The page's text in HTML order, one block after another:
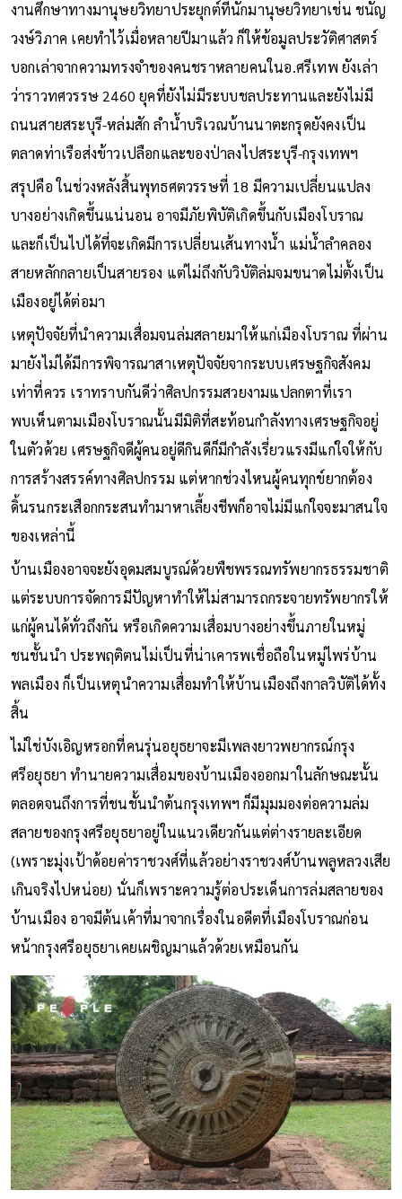
งานศึกษาทางมานุษยวิทยาประยุกต์ที่นักมานุษยวิทยาเช่น ชนัญ
วงษ์วิภาค เคยทำไว้เมื่อหลายปีมาแล้ว ก็ให้ข้อมูลประวัติศาสตร์
บอกเล่าจากความทรงจำของคนชราหลายคนในอ.ศรีเทพ ยังเล่า
ว่าราวทศวรรษ 2460 ยุคที่ยังไม่มีระบบชลประทานและยังไม่มี
ถนนสายสระบุรี-หล่มสัก ลำน้ำบริเวณบ้านนาตะกรุดยังคงเป็น
ตลาดท่าเรือส่งข้าวเปลือกและของป่าลงไปสระบุรี-กรุงเทพฯ
สรุปคือ ในช่วงหลังสิ้นพุทธศตวรรษที่ 18 มีความเปลี่ยนแปลง
บางอย่างเกิดขึ้นแน่นอน อาจมีภัยพิบัติเกิดขึ้นกับเมืองโบราณ
และก็เป็นไปได้ที่จะเกิดมีการเปลี่ยนเส้นทางน้ำ แม่น้ำลำคลอง
สายหลักกลายเป็นสายรอง แต่ไม่ถึงกับวิบัติล่มจมขนาดไม่ตั้งเป็น
เมืองอยู่ได้ต่อมา
เหตุปัจจัยที่นำความเสื่อมจนล่มสลายมาให้แก่เมืองโบราณ ที่ผ่าน
มายังไม่ได้มีการพิจารณาสาเหตุปัจจัยจากระบบเศรษฐกิจสังคม
เท่าที่ควร เราทราบกันดีว่าศิลปกรรมสวยงามแปลกตาที่เรา
พบเห็นตามเมืองโบราณนั้นมีมิติที่สะท้อนกำลังทางเศรษฐกิจอยู่
ในตัวด้วย เศรษฐกิจดีผู้คนอยู่ดีกินดีก็มีกำลังเรี่ยวแรงมีแก่ใจให้กับ
การสร้างสรรค์ทางศิลปกรรม แต่หากช่วงไหนผู้คนทุกข์ยากต้อง
ดิ้นรนกระเสือกกระสนทำมาหาเลี้ยงชีพก็อาจไม่มีแก่ใจจะมาสนใจ
ของเหล่านี้
บ้านเมืองอาจจะยังอุดมสมบูรณ์ด้วยพืชพรรณทรัพยากรธรรมชาติ
แต่ระบบการจัดการมีปัญหาทำให้ไม่สามารถกระจายทรัพยากรให้
แก่ผู้คนได้ทั่วถึงกัน หรือเกิดความเสื่อมบางอย่างขึ้นภายในหมู่
ชนชั้นนำ ประพฤติตนไม่เป็นที่น่าเคารพเชื่อถือในหมู่ไพร่บ้าน
พลเมือง ก็เป็นเหตุนำความเสื่อมทำให้บ้านเมืองถึงกาลวิบัติได้ทั้ง
สิ้น
ไม่ใช่บังเอิญหรอกที่คนรุ่นอยุธยาจะมีเพลงยาวพยากรณ์กรุง
ศรีอยุธยา ทำนายความเสื่อมของบ้านเมืองออกมาในลักษณะนั้น
ตลอดจนถึงการที่ชนชั้นนำต้นกรุงเทพฯ ก็มีมุมมองต่อความล่ม
สลายของกรุงศรีอยุธยาอยู่ในแนวเดียวกันแต่ต่างรายละเอียด
(เพราะมุ่งเป้าด้อยค่าราชวงศ์ที่แล้วอย่างราชวงศ์บ้านพลูหลวงเสีย
เกินจริงไปหน่อย) นั่นก็เพราะความรู้ต่อประเด็นการล่มสลายของ
บ้านเมือง อาจมีต้นเค้าที่มาจากเรื่องในอดีตที่เมืองโบราณก่อน
หน้ากรุงศรีอยุธยาเคยเผชิญมาแล้วด้วยเหมือนกัน